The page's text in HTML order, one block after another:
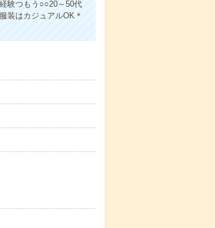
験つもう○○20～50代
装はカジュアルOK＊